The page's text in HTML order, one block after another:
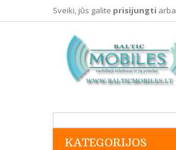
Sveiki, jūs galite prisijungti arba
KATEGORIJOS